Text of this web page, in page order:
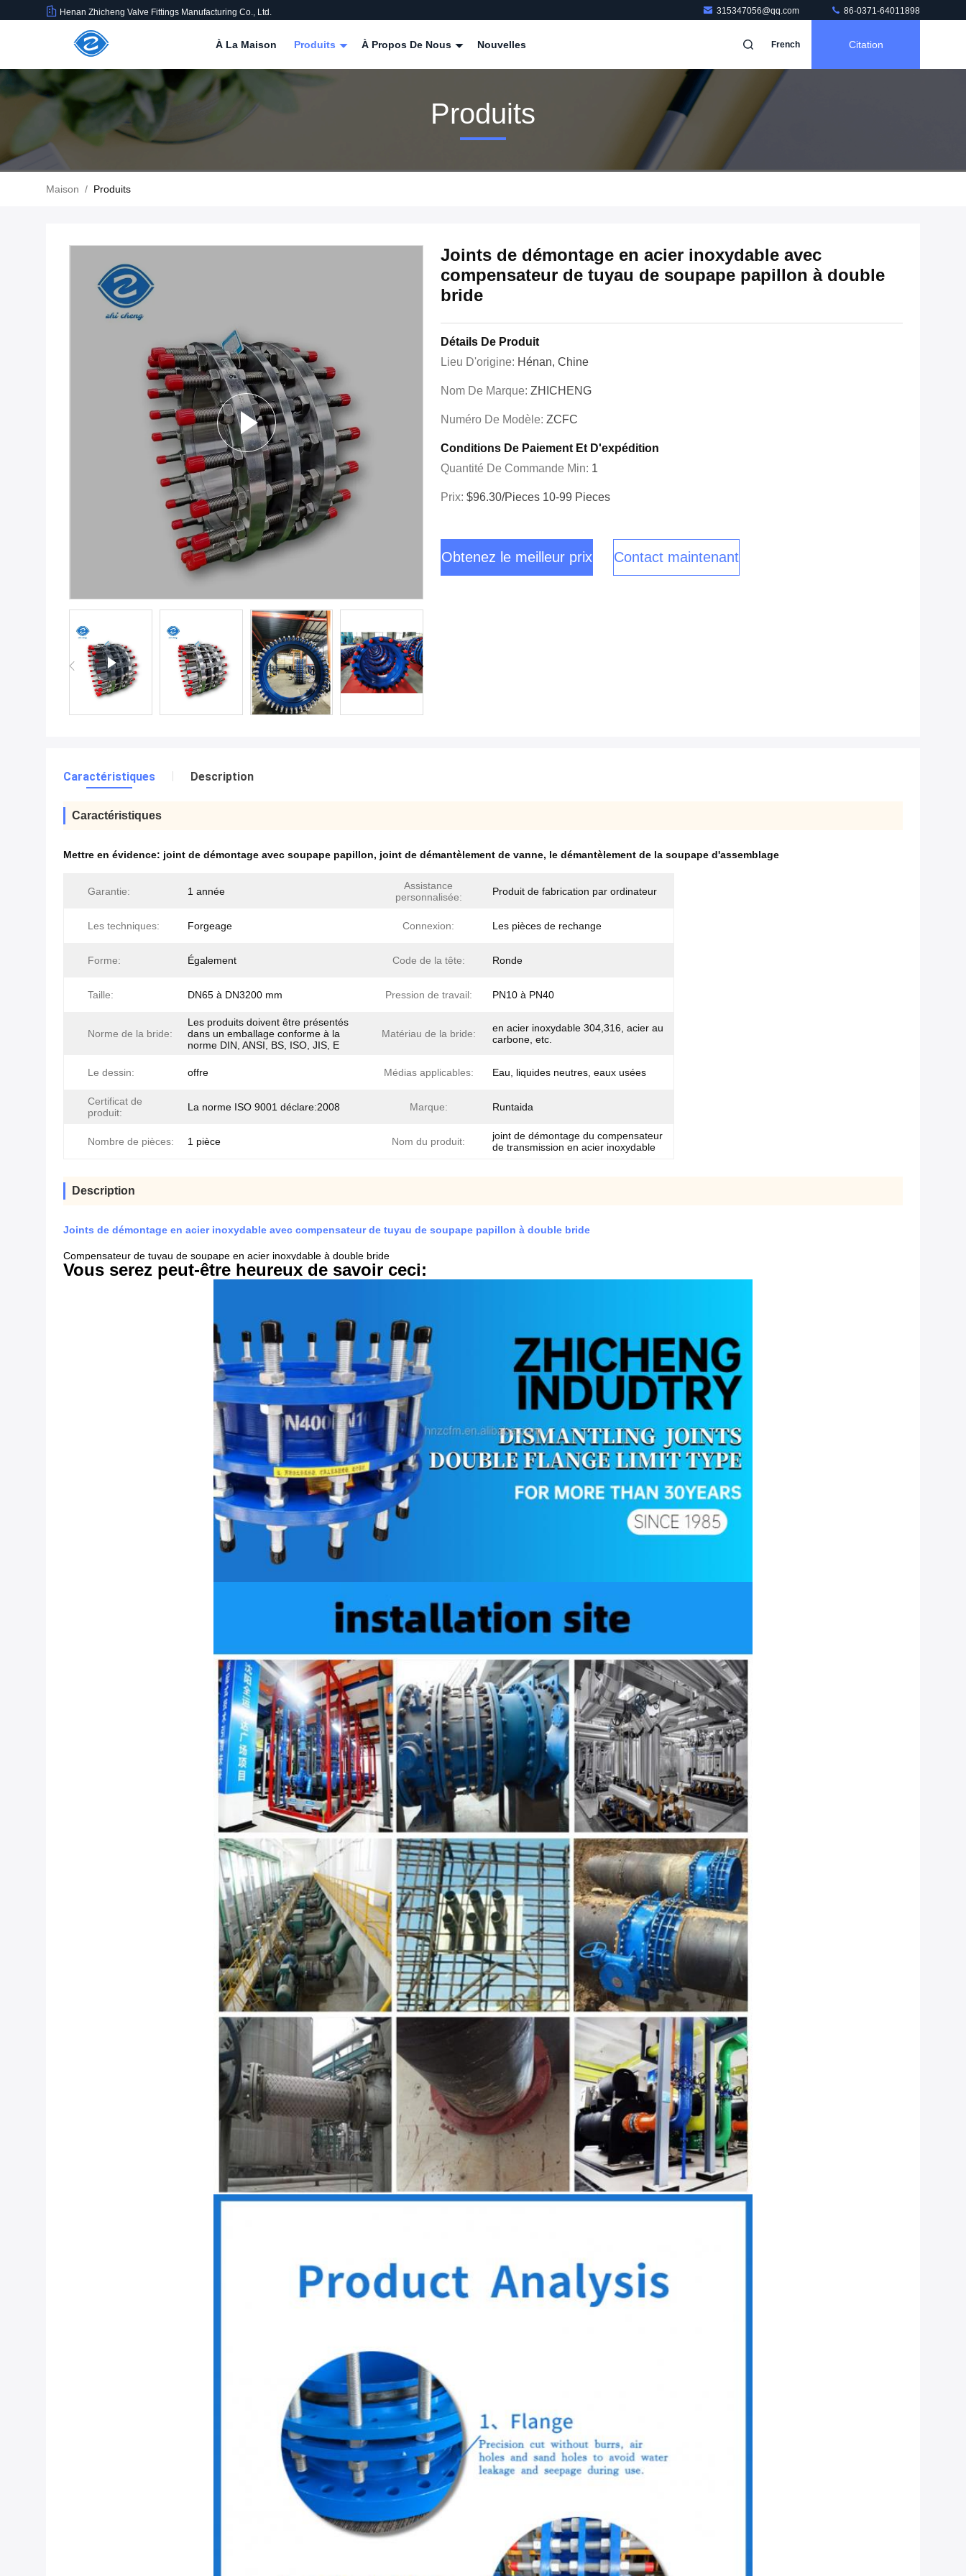
Henan Zhicheng Valve Fittings Manufacturing Co., Ltd. 315347056@qq.com 86-0371-64011898
À La Maison Produits À Propos De Nous Nouvelles French Citation
Produits
Maison / Produits
Joints de démontage en acier inoxydable avec
compensateur de tuyau de soupape papillon à double
bride
Détails De Produit
Lieu D'origine: Hénan, Chine
Nom De Marque: ZHICHENG
Numéro De Modèle: ZCFC
Conditions De Paiement Et D'expédition
Quantité De Commande Min: 1
Prix: $96.30/pieces 10-99 Pieces
Obtenez le meilleur prix Contact maintenant
Caractéristiques Description
Caractéristiques
Mettre en évidence: joint de démontage avec soupape papillon, joint de démantèlement de vanne, le démantèlement de la soupape d'assemblage
Garantie: 1 année
Assistance
personnalisée:
Produit de fabrication par ordinateur
Les techniques: Forgeage Connexion: Les pièces de rechange
Forme: Également Code de la tête: Ronde
Taille: DN65 à DN3200 mm Pression de travail: PN10 à PN40
Norme de la bride:
Les produits doivent être présentés
dans un emballage conforme à la
norme DIN, ANSI, BS, ISO, JIS, E
Matériau de la bride:
en acier inoxydable 304,316, acier au
carbone, etc.
Le dessin: offre Médias applicables: Eau, liquides neutres, eaux usées
Certificat de
produit:
La norme ISO 9001 déclare:2008 Marque: Runtaida
Nombre de pièces: 1 pièce Nom du produit:
joint de démontage du compensateur
de transmission en acier inoxydable
Description
Joints de démontage en acier inoxydable avec compensateur de tuyau de soupape papillon à double bride
Compensateur de tuyau de soupape en acier inoxydable à double bride
Vous serez peut-être heureux de savoir ceci: